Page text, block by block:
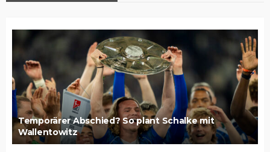
Temporärer Abschied? So plant Schalke mit
Wallentowitz